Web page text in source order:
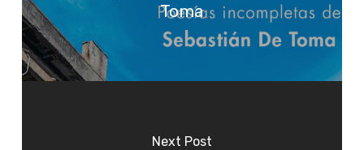
Toma
Next Post